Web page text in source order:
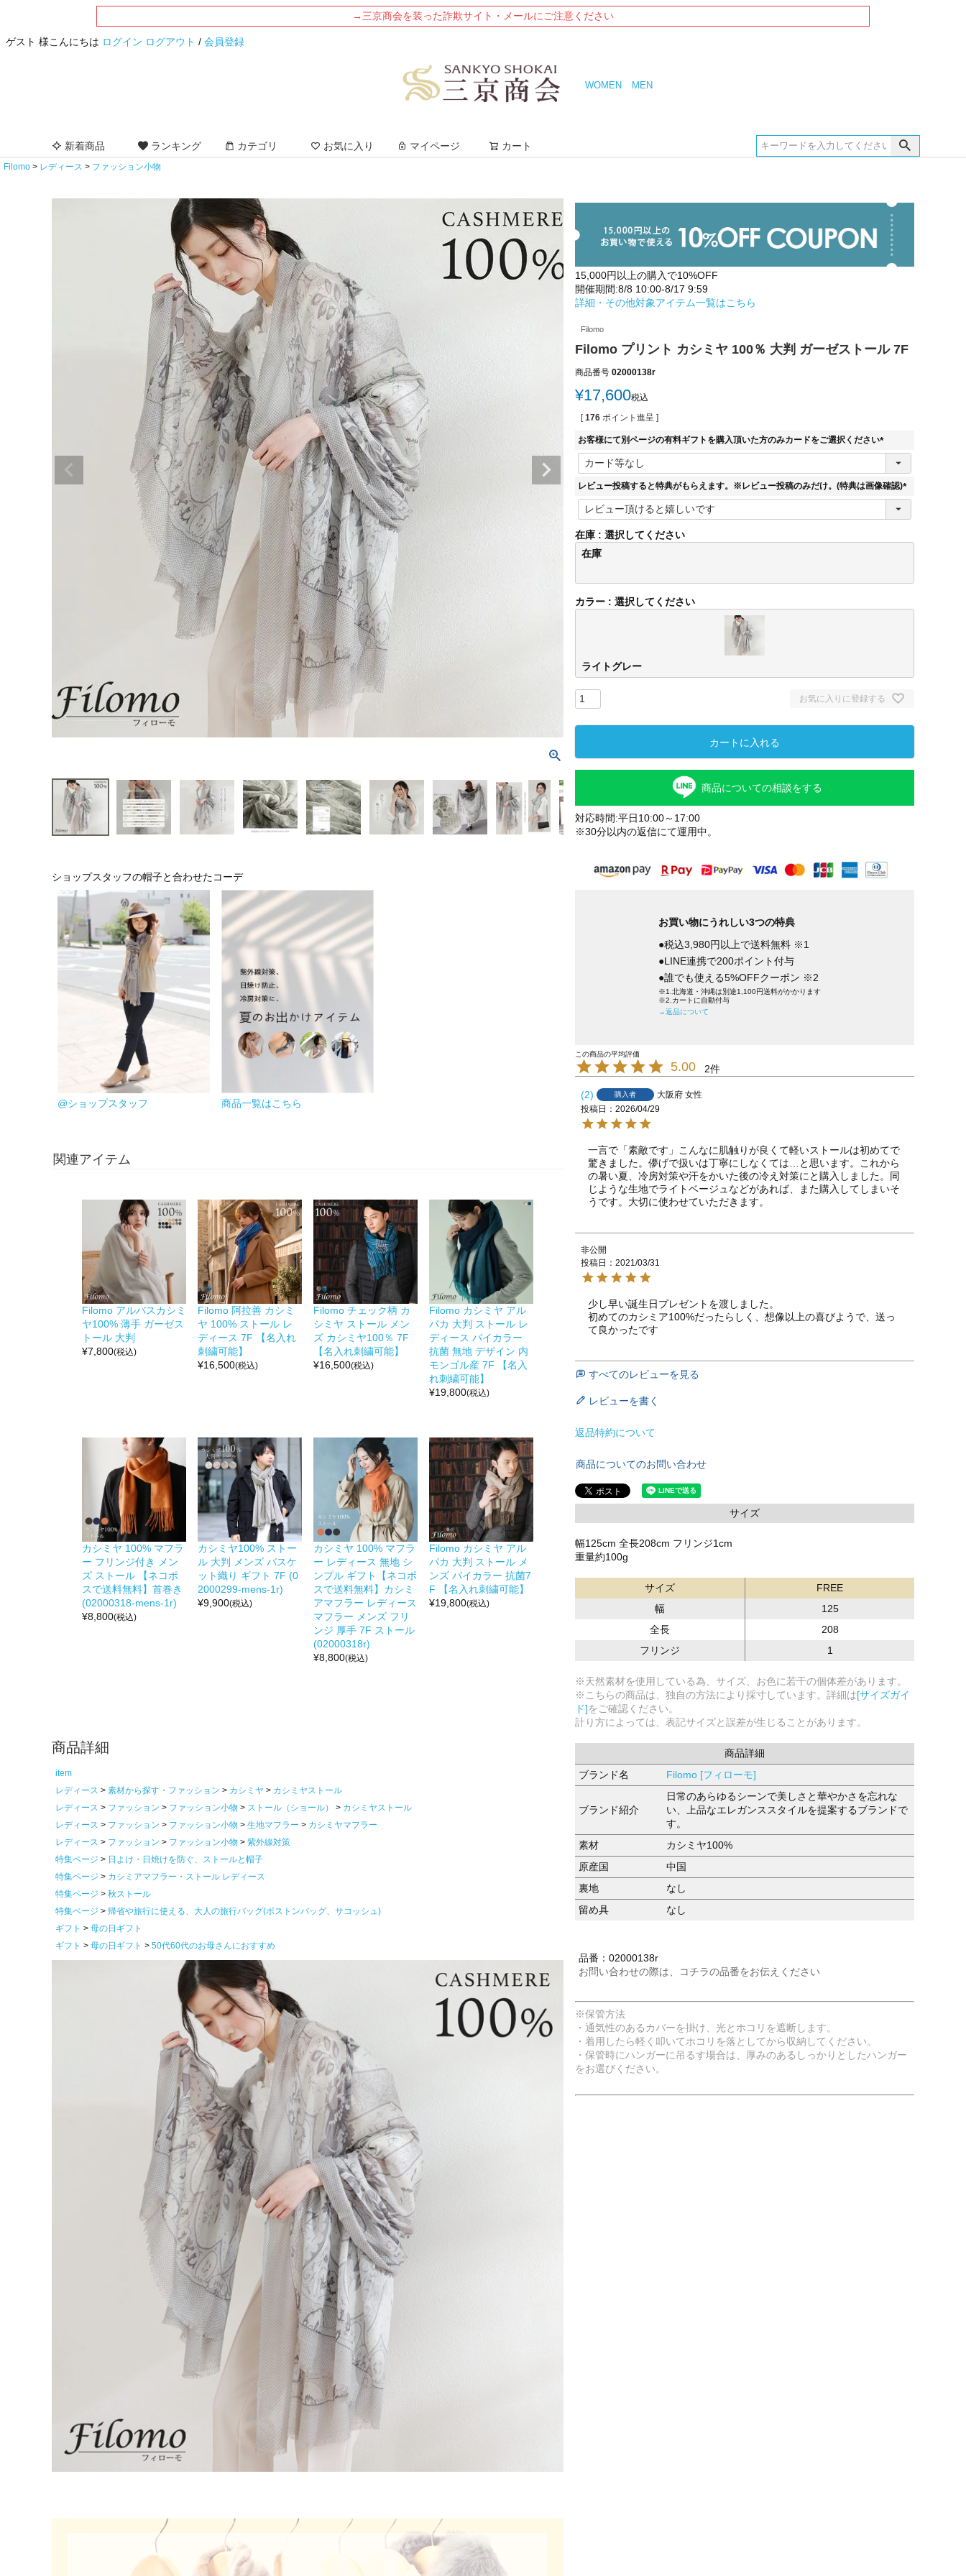
→三京商会を装った詐欺サイト・メールにご注意ください
ゲスト 様こんにちは ログイン ログアウト / 会員登録
WOMEN MEN
新着商品 ランキング カテゴリ お気に入り マイページ カート
Filomo レディース ファッション小物
ショップスタッフの帽子と合わせたコーデ
@ショップスタッフ 商品一覧はこちら
関連アイテム
Filomo アルバスカシミ
ヤ100% 薄手 ガーゼス
トール 大判
¥7,800(税込)
Filomo 阿拉善 カシミ
ヤ 100% ストール レ
ディース 7F 【名入れ
刺繍可能】
¥16,500(税込)
Filomo チェック柄 カ
シミヤ ストール メン
ズ カシミヤ100％ 7F
【名入れ刺繍可能】
¥16,500(税込)
Filomo カシミヤ アル
パカ 大判 ストール レ
ディース バイカラー
抗菌 無地 デザイン 内
モンゴル産 7F 【名入
れ刺繍可能】
¥19,800(税込)
カシミヤ 100% マフラ
ー フリンジ付き メン
ズ ストール 【ネコポ
スで送料無料】首巻き
(02000318-mens-1r)
¥8,800(税込)
カシミヤ100% ストー
ル 大判 メンズ バスケ
ット織り ギフト 7F (0
2000299-mens-1r)
¥9,900(税込)
カシミヤ 100% マフラ
ー レディース 無地 シ
ンプル ギフト【ネコポ
スで送料無料】カシミ
アマフラー レディース
マフラー メンズ フリ
ンジ 厚手 7F ストール
(02000318r)
¥8,800(税込)
Filomo カシミヤ アル
パカ 大判 ストール メ
ンズ バイカラー 抗菌7
F 【名入れ刺繍可能】
¥19,800(税込)
商品詳細
item
レディース
素材から探す・ファッション カシミヤ
カシミヤストール
レディース
ファッション ファッション小物 ストール（ショール）
カシミヤストール
レディース
ファッション ファッション小物 生地マフラー
カシミヤマフラー
レディース
ファッション ファッション小物
紫外線対策
特集ページ
日よけ・日焼けを防ぐ、ストールと帽子
特集ページ
カシミアマフラー・ストール レディース
特集ページ
秋ストール
特集ページ
帰省や旅行に使える、大人の旅行バッグ(ボストンバッグ、サコッシュ)
ギフト
母の日ギフト
ギフト
母の日ギフト 50代60代のお母さんにおすすめ
15,000円以上の購入で10%OFF
開催期間:8/8 10:00-8/17 9:59
詳細・その他対象アイテム一覧はこちら
Filomo
Filomo プリント カシミヤ 100％ 大判 ガーゼストール 7F
商品番号 02000138r
¥17,600税込
[ 176 ポイント進呈 ]
お客様にて別ページの有料ギフトを購入頂いた方のみカードをご選択ください
(
須
レビュー投稿すると特典がもらえます。※レビュー投稿のみだけ。(特典は画像確認)
(
)
在庫
選択してください
在庫
カラー 選択してください
ライトグレー
お気に入りに登録する
カートに入れる
商品についての相談をする
対応時間:平日10:00～17:00
※30分以内の返信にて運用中。
お買い物にうれしい3つの特典
●税込3,980円以上で送料無料 ※1
●LINE連携で200ポイント付与
●誰でも使える5%OFFクーポン ※2
※1.北海道・沖縄は別途1,100円送料がかかります
※2.カートに自動付与
→返品について
5.00 2
2 購入者 大阪府 女性
投稿日
2026/04/29
一言で「素敵です」こんなに肌触りが良くて軽いストールは初めてで
驚きました。儚げで扱いは丁寧にしなくては…と思います。これから
の暑い夏、冷房対策や汗をかいた後の冷え対策にと購入しました。同
じような生地でライトベージュなどがあれば、また購入してしまいそ
うです。大切に使わせていただきます。
非公開
投稿日
2021/03/31
少し早い誕生日プレゼントを渡しました。
初めてのカシミア100%だったらしく、想像以上の喜びようで、送っ
て良かったです
すべてのレビューを見る
レビューを書く
返品特約について
商品についてのお問い合わせ
サイズ
幅125cm 全長208cm フリンジ1cm
重量約100g
サイズ
FREE
幅
125
全長
208
フリンジ
1
※天然素材を使用している為、サイズ、お色に若干の個体差があります。
※こちらの商品は、独自の方法により採寸しています。詳細は[サイズガイ
ド]をご確認ください。
計り方によっては、表記サイズと誤差が生じることがあります。
商品詳細
ブランド名
Filomo [フィローモ]
ブランド紹介
日常のあらゆるシーンで美しさと華やかさを忘れな
い、上品なエレガンススタイルを提案するブランドで
す。
素材
カシミヤ100%
原産国
中国
裏地
なし
留め具
なし
品番：02000138r
お問い合わせの際は、コチラの品番をお伝えください
※保管方法
・通気性のあるカバーを掛け、光とホコリを遮断します。
・着用したら軽く叩いてホコリを落としてから収納してください。
・保管時にハンガーに吊るす場合は、厚みのあるしっかりとしたハンガー
をお選びください。